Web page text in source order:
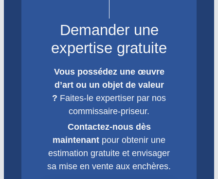
Demander une
expertise gratuite
Vous possédez une œuvre
d’art ou un objet de valeur
? Faites-le expertiser par nos
commissaire-priseur.
Contactez-nous dès
maintenant pour obtenir une
estimation gratuite et envisager
sa mise en vente aux enchères.